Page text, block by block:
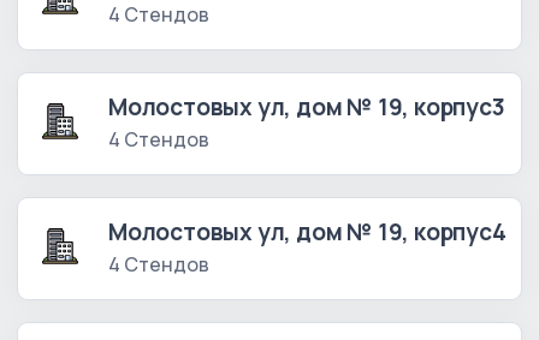
4 Стендов
Молостовых ул, дом № 19, корпус3
4 Стендов
Молостовых ул, дом № 19, корпус4
4 Стендов